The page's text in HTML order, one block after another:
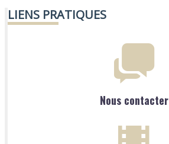
LIENS PRATIQUES
Nous contacter